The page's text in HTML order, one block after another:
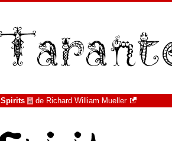
Spirits à de Richard William Mueller